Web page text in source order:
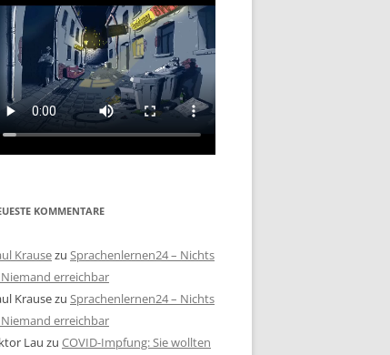
KOMMENTARE
Krausezu Sprachenlernen24 – Nichts
erreichbar
Krausezu Sprachenlernen24 – Nichts
erreichbar
Lau zu COVID-Impfung: Sie wollten